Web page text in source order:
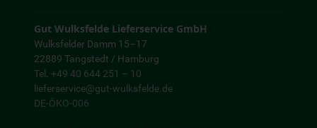
Gut Wulksfelde Lieferservice GmbH
Wulksfelder Damm 15–17
22889 Tangstedt / Hamburg
Tel. +49 40 644 251 – 10
lieferservice@gut-wulksfelde.de
DE-ÖKO-006